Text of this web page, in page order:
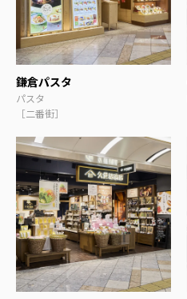
鎌倉パスタ
パスタ
［二番街］